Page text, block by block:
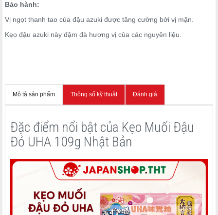
Bảo hành:
Vị ngọt thanh tao của đậu azuki được tăng cường bởi vị mặn.
Kẹo đậu azuki này đậm đà hương vị của các nguyên liệu.
Mô tả sản phẩm Thông số kỹ thuật Đánh giá
Đặc điểm nổi bật của Kẹo Muối Đậu
Đỏ UHA 109g Nhật Bản